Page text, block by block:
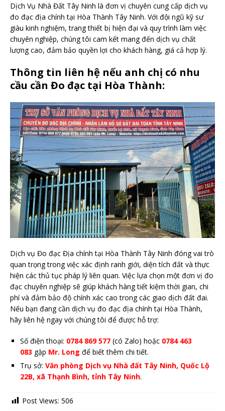
Dịch Vụ Nhà Đất Tây Ninh là đơn vị chuyên cung cấp dịch vụ
đo đạc địa chính tại Hòa Thành Tây Ninh. Với đội ngũ kỹ sư
giàu kinh nghiệm, trang thiết bị hiện đại và quy trình làm việc
chuyên nghiệp, chúng tôi cam kết mang đến dịch vụ chất
lượng cao, đảm bảo quyền lợi cho khách hàng, giá cả hợp lý.
Thông tin liên hệ nếu anh chị có nhu
cầu cần Đo đạc tại Hòa Thành:
Dịch vụ Đo đạc Địa chính tại Hòa Thành Tây Ninh đóng vai trò
quan trọng trong việc xác định ranh giới, diện tích đất và thực
hiện các thủ tục pháp lý liên quan. Việc lựa chọn một đơn vị đo
đạc chuyên nghiệp sẽ giúp khách hàng tiết kiệm thời gian, chi
phí và đảm bảo độ chính xác cao trong các giao dịch đất đai.
Nếu bạn đang cần dịch vụ đo đạc địa chính tại Hòa Thành,
hãy liên hệ ngay với chúng tôi để được hỗ trợ:
Số điện thoại: 0784 869 577 (có Zalo) hoặc 0784 463
083 gặp Mr. Long để biết thêm chi tiết.
Trụ sở: Văn phòng Dịch vụ Nhà đất Tây Ninh, Quốc Lộ
22B, xã Thạnh Bình, tỉnh Tây Ninh.
Post Views: 506